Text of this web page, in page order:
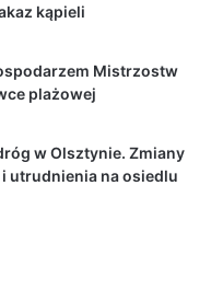
kąpieli
Mistrzostw
plażowej
w Olsztynie. Zmiany
utrudnienia na osiedlu